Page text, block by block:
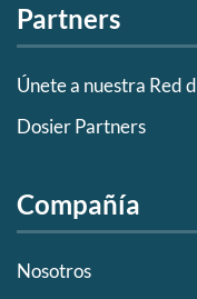
Partners
Únete a nuestra Red
Dosier Partners
Compañía
Nosotros